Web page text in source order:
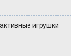
игрушки